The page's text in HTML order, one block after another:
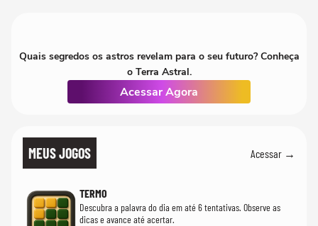
Quais segredos os astros revelam para o seu futuro? Conheça
o Terra Astral.
Acessar Agora
MEUS JOGOS Acessar →
TERMO
Descubra a palavra do dia em até 6 tentativas. Observe as
dicas e avance até acertar.